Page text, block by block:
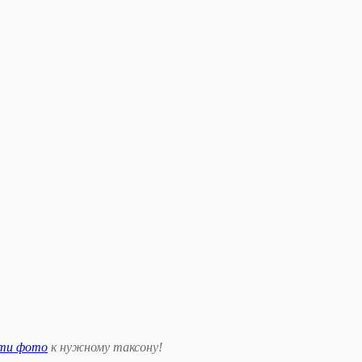
фото к нужному таксону!